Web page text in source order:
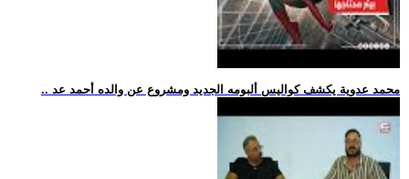
.. محمد عدوية يكشف كواليس ألبومه الجديد ومشروع عن والده أحمد عد